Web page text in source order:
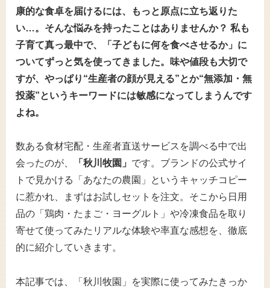
康的な食卓を届けるには、もっと原点に立ち返りた
い…。そんな悩みを持ったことはありませんか？ 私も
子育て真っ最中で、「子どもに何を食べさせるか」に
ついてずっと気を使ってきました。味や値段も大切で
すが、やっぱり“生産者の顔が見える”とか“無添加・無
投薬”というキーワードには敏感になってしまうんです
よね。
数ある食材宅配・生産者直送サービスを調べる中で出
会ったのが、
「秋川牧園」 です。ブランドの公式サイ
トで見かける「あなたの農園」というキャッチコピー
に惹かれ、まずはお試しセットを注文。そこから日用
品の「鶏肉・たまご・ヨーグルト」や冷凍食品を取り
寄せて使ってみたリアルな体験や率直な感想を、徹底
的に紹介していきます。
本記事では、「秋川牧園」を実際に使ってみたきっか